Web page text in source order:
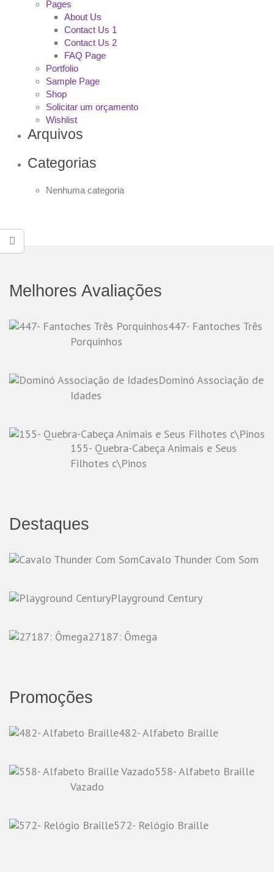
Pages
About Us
Contact Us 1
Contact Us 2
FAQ Page
Portfolio
Sample Page
Shop
Solicitar um orçamento
Wishlist
Arquivos
Categorias
Nenhuma categoria
Melhores Avaliações
447- Fantoches Três
Porquinhos
Dominó Associação de
Idades
155- Quebra-Cabeça Animais e Seus
Filhotes c\Pinos
Destaques
Cavalo Thunder Com Som
Playground Century
27187: Ômega
Promoções
482- Alfabeto Braille
558- Alfabeto Braille
Vazado
572- Relógio Braille